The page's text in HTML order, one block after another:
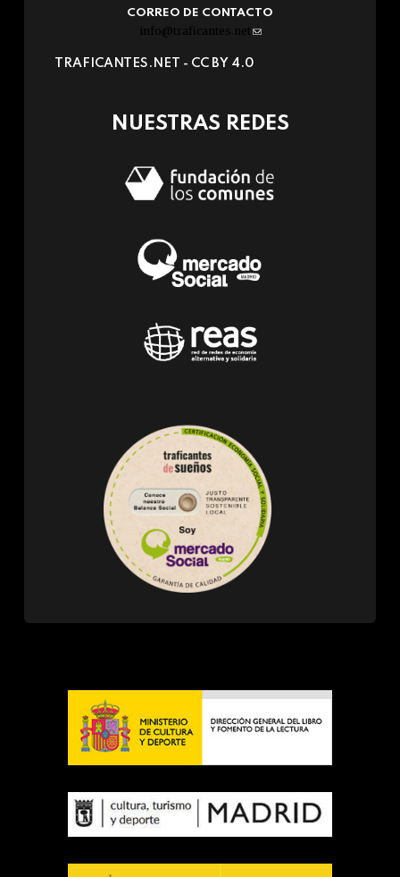
CORREO DE CONTACTO
info@traficantes.net (link
e-
TRAFICANTES.NET - CC BY 4.0
NUESTRAS REDES